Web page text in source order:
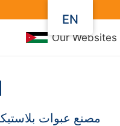
Our Websites
مصنع عبوات
EN